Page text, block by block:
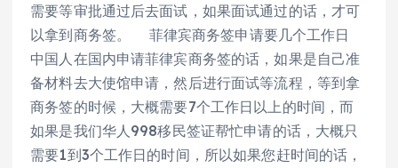
需要等审批通过后去面试，如果面试通过的话，才可
以拿到商务签。 菲律宾商务签申请要几个工作日
中国人在国内申请菲律宾商务签的话，如果是自己准
备材料去大使馆申请，然后进行面试等流程，等到拿
商务签的时候，大概需要7个工作日以上的时间，而
如果是我们华人998移民签证帮忙申请的话，大概只
需要1到3个工作日的时间，所以如果您赶时间的话，